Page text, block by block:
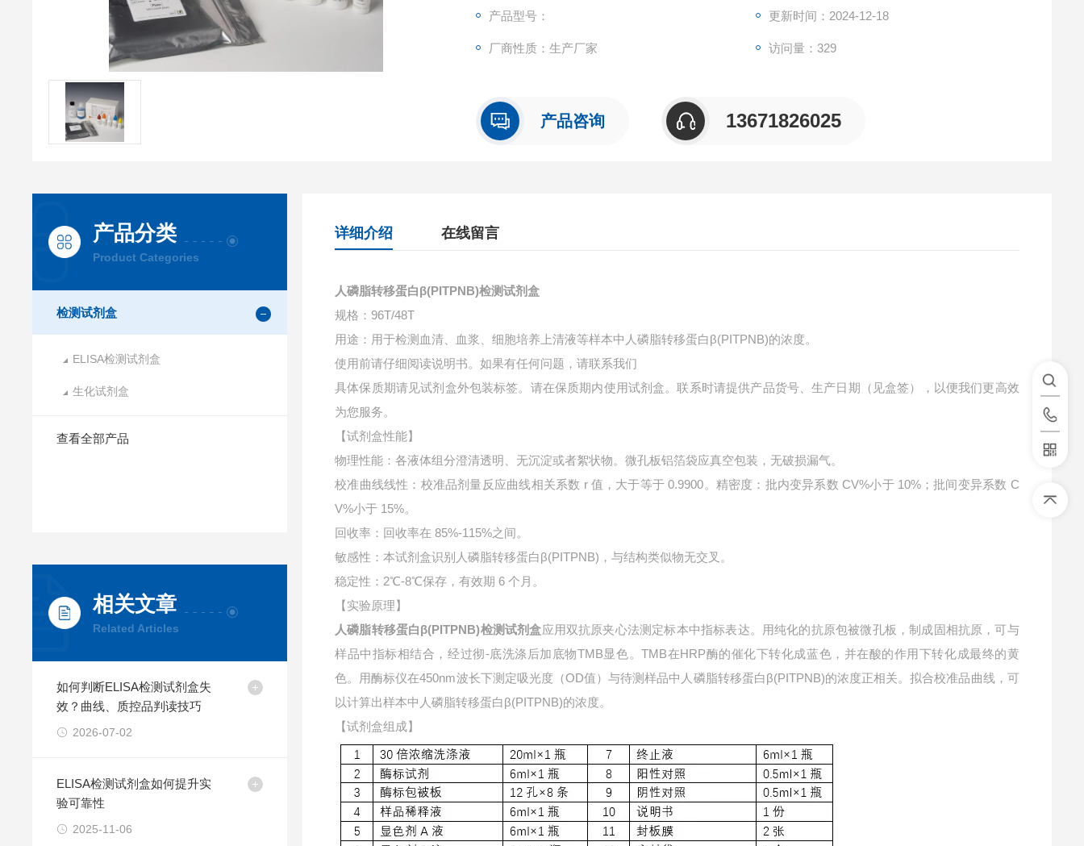
产品型号： 更新时间：2024-12-18
厂商性质：生产厂家 访问量：329
产品咨询 13671826025
产品分类
Product Categories
检测试剂盒
ELISA检测试剂盒
生化试剂盒
查看全部产品
相关文章
Related Articles
如何判断ELISA检测试剂盒失
效？曲线、质控品判读技巧
2026-07-02
ELISA检测试剂盒如何提升实
验可靠性
2025-11-06
详细介绍 在线留言
人磷脂转移蛋白β(PITPNB)检测试剂盒
规格：96T/48T
用途：用于检测血清、血浆、细胞培养上清液等样本中 人磷脂转移蛋白β(PITPNB)的浓度。
使用前请仔细阅读说明书。如果有任何问题，请联系我们
具体保质期请见试剂盒外包装标签。请在保质期内使用试剂盒。联系时请提供产品货号、生产日期（见盒签），以便我们更高效
为您服务。
【试剂盒性能】
物理性能：各液体组分澄清透明、无沉淀或者絮状物。微孔板铝箔袋应真空包装，无破损漏气。
校准曲线线性：校准品剂量反应曲线相关系数 r 值，大于等于 0.9900。精密度：批内变异系数 CV%小于 10%；批间变异系数 C
V%小于 15%。
回收率：回收率在 85%-115%之间。
敏感性：本试剂盒识别人磷脂转移蛋白β(PITPNB)，与结构类似物无交叉。
稳定性：2℃-8℃保存，有效期 6 个月。
【实验原理】
人磷脂转移蛋白β(PITPNB)检测试剂盒应用双抗原夹心法测定标本中指标表达。用纯化的抗原包被微孔板，制成固相抗原，可与
样品中指标相结合，经过彻-底洗涤后加底物TMB显色。TMB在HRP酶的催化下转化成蓝色，并在酸的作用下转化成最终的黄
色。用酶标仪在450nm波长下测定吸光度（OD值）与待测样品中 人磷脂转移蛋白β(PITPNB)的浓度正相关。拟合校准品曲线，可
以计算出样本中 人磷脂转移蛋白β(PITPNB)的浓度。
【试剂盒组成】